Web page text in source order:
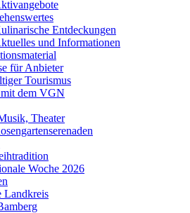
Entdeckungen
und Informationen
für Anbieter
Tourismus
dem VGN
Theater
Woche 2026
Landkreis